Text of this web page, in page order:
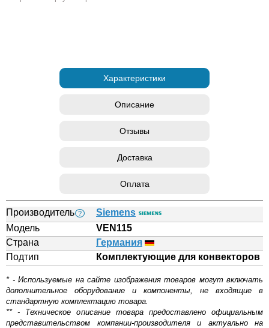
Характеристики
Описание
Отзывы
Доставка
Оплата
Производитель ?
Siemens
Модель
VEN115
Страна
Германия
Подтип
Комплектующие для конвекторов
* - Используемые на сайте изображения товаров могут включать
дополнительное оборудование и компоненты, не входящие в
стандартную комплектацию товара.
** - Техническое описание товара предоставлено официальным
представительством компании-производителя и актуально на